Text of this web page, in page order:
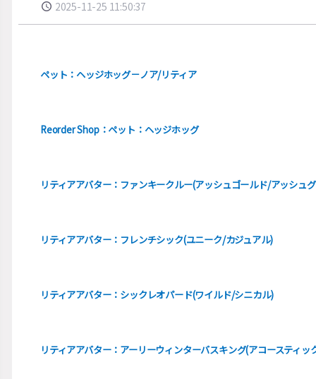
2025-11-25 11:50:37
ペット：ヘッジホッグ－ノア/リティア
Reorder Shop：ペット：ヘッジホッグ
リティアアバター：ファンキークルー(アッシュゴールド/アッシュ
リティアアバター：フレンチシック(ユニーク/カジュアル)
リティアアバター：シックレオパード(ワイルド/シニカル)
リティアアバター：アーリーウィンターバスキング(アコースティッ